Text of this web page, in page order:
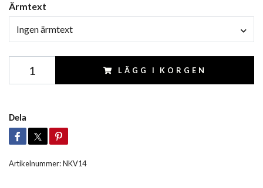
Ärmtext
Ingen ärmtext
LÄGG I KORGEN
Dela
Artikelnummer:NKV14